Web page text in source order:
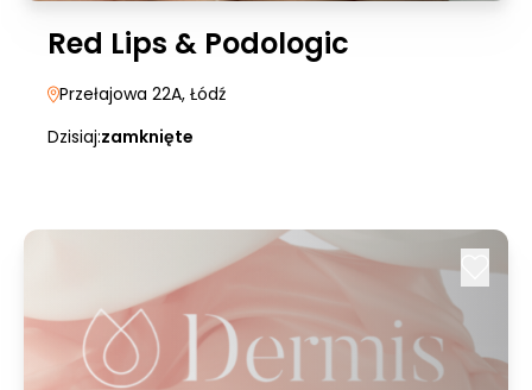
Red Lips & Podologic
Przełajowa 22A, Łódź
Dzisiaj:zamknięte